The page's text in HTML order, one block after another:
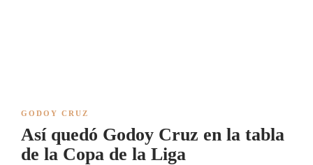
GODOY CRUZ
Así quedó Godoy Cruz en la tabla
de la Copa de la Liga